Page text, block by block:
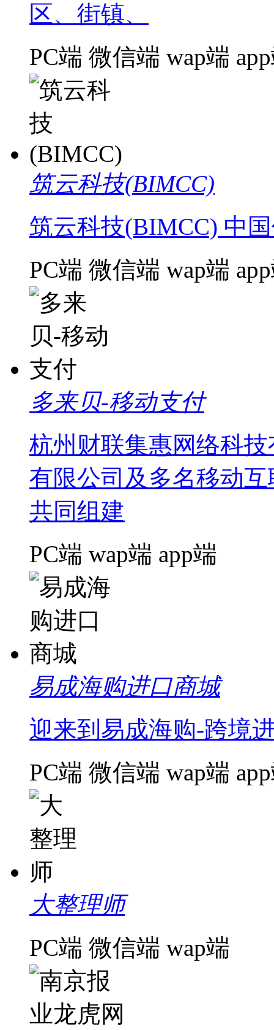
区、街镇、
PC端 微信端 wap端
筑云科技(BIMCC)
筑云科技(BIMCC) 中
PC端 微信端 wap端
多来贝-移动支付
杭州财联集惠网络科
有限公司及多名移动
共同组建
PC端 wap端 app端
易成海购进口商城
迎来到易成海购-跨境
PC端 微信端 wap端
大整理师
PC端 微信端 wap端